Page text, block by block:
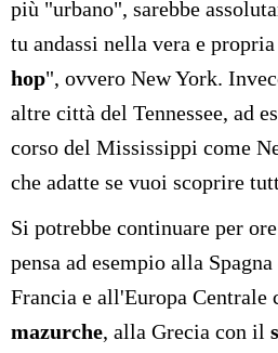
più "urbano", sarebbe
tu andassi nella vera e
hop", ovvero New York.
altre città del Tennessee, ad
corso del Mississippi come
che adatte se vuoi scoprire
Si potrebbe continuare per
pensa ad esempio alla
Francia e all'Europa Centrale
mazurche, alla Grecia con il